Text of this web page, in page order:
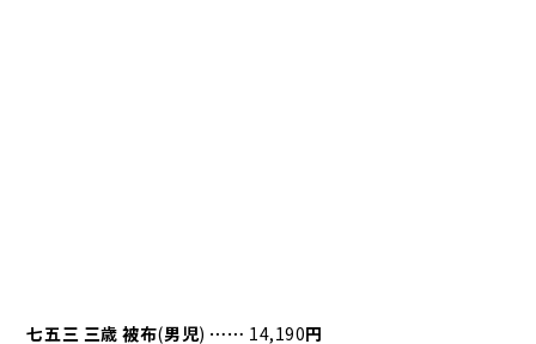
七五三 三歳 被布(男児) ⋯⋯ 14,190円